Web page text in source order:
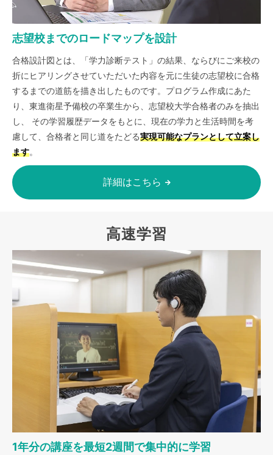
志望校までのロードマップを設計
合格設計図とは、「学力診断テスト」の結果、ならびにご来校の
折にヒアリングさせていただいた内容を元に生徒の志望校に合格
するまでの道筋を描き出したものです。プログラム作成にあた
り、東進衛星予備校の卒業生から、志望校大学合格者のみを抽出
し、 その学習履歴データをもとに、現在の学力と生活時間を考
慮して、合格者と同じ道をたどる実現可能なプランとして立案し
ます。
詳細はこちら
高速学習
1年分の講座を最短2週間で集中的に学習